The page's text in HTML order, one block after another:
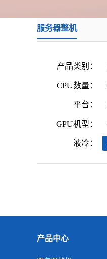
服务器整机
产品类别：
CPU数量：
平台：
GPU机型：
液冷：
产品中心